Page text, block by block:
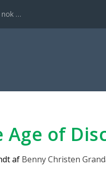
nok …
Age of
af Benny Christen